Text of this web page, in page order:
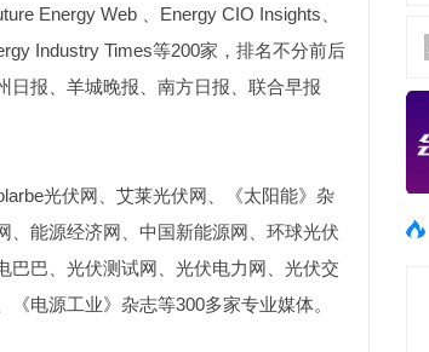
Energy Web 、Energy CIO Insights、
Industry Times等200家，排名不分前后
日报、羊城晚报、南方日报、联合早报
光伏网、艾莱光伏网、《太阳能》杂
、能源经济网、中国新能源网、环球光伏
巴巴、光伏测试网、光伏电力网、光伏交
电源工业》杂志等300多家专业媒体。